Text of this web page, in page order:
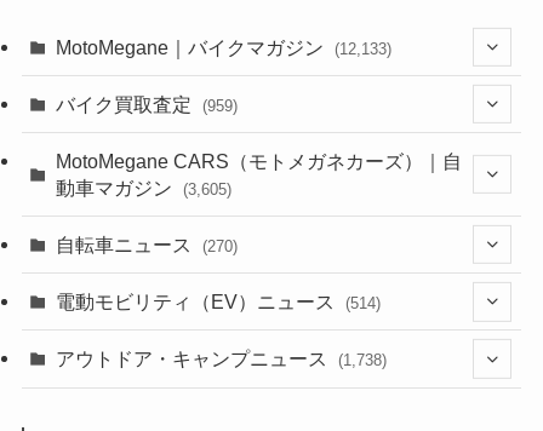
MotoMegane｜バイクマガジン (12,133)
(44)
(638)
(118)
(60)
(252)
(38) (249)
(306)
(6,956)
(2,473)
(1,226)
バイク買取査定 (959)
(352)
MotoMegane CARS（モトメガネカーズ）｜自
動車マガジン
(3,605)
(185)
自転車ニュース (270)
(54)
(211)
電動モビリティ（EV）ニュース (514)
(132)
アウトドア・キャンプニュース (1,738)